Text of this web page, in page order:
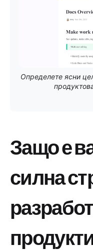
Определете ясни
Защо е
силна